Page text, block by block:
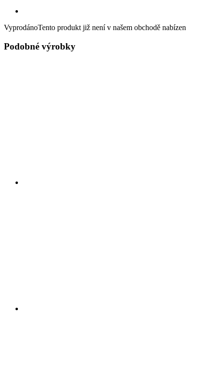
VyprodánoTento produkt již není v našem obchodě nabízen
Podobné výrobky